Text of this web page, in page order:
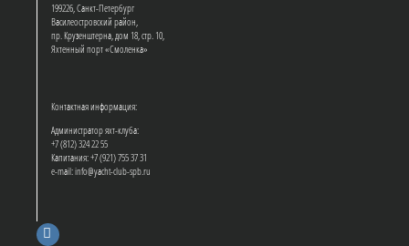
199226, Санкт-Петербург
Василеостровский район,
пр. Крузенштерна, дом 18, стр. 10,
Яхтенный порт «Смоленка»
Контактная информация:
Администратор яхт-клуба:
+7 (812) 324 22 55
Капитания: +7 (921) 755 37 31
e-mail: info@yacht-club-spb.ru